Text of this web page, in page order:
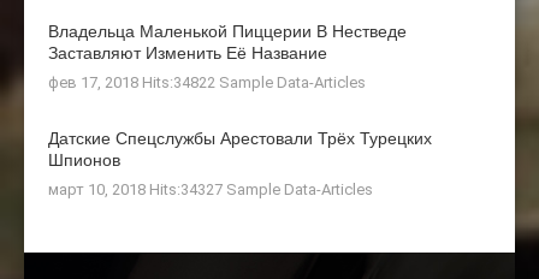
Владельца Маленькой Пиццерии В Нестведе
Заставляют Изменить Её Название
фев 17, 2018 Hits:34822 Sample Data-Articles
Датские Спецслужбы Арестовали Трёх Турецких
Шпионов
март 10, 2018 Hits:34327 Sample Data-Articles